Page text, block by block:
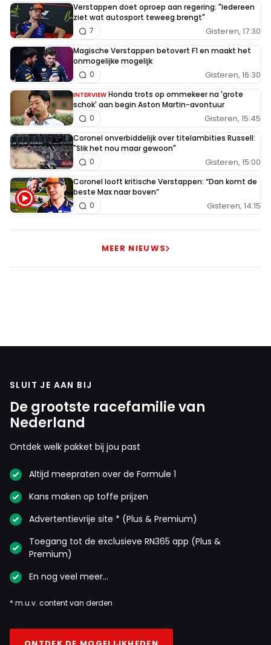
Verstappen doet oproep aan regering: "Iedereen
ziet wat autosport teweeg brengt"
Gisteren, 17:30
7
Magische Verstappen betovert F1 en maakt het
onmogelijke mogelijk
Gisteren, 16:30
0
INTERVIEW Honda trots op ommekeer na 'grote
schok' aan begin Aston Martin-avontuur
Gisteren, 15:45
0
Coronel onverbiddelijk over titelambities Russell:
"Slik het nou maar gewoon"
Gisteren, 15:00
0
Coronel looft kritische Verstappen: “Dan komt de
beste Max naar boven”
Gisteren, 14:15
0
MEER NIEUWS
SLUIT JE AAN BIJ
De grootste racefamilie van
Nederland
Ontdek welk pakket bij jou past
Altijd meepraten over de Formule 1
Kans maken op toffe prijzen
Advertentievrije site * (Plus & Premium)
Toegang tot de exclusieve RN365 app (Plus &
Premium)
En nog veel meer…
* m.u.v. content van derden